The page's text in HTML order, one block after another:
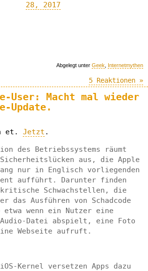
28, 2017
Abgelegt unter Geek Internetmythen
5 Reaktionen »
User: Macht mal wieder
Update.
et. Jetzt .
des Betriebssystems räumt
aus, die Apple
nur in Englisch vorliegenden
aufführt. Darunter finden
Schwachstellen, die
das Ausführen von Schadcode
etwa wenn ein Nutzer eine
Datei abspielt, eine Foto
Webseite aufruft.
Kernel versetzen Apps dazu